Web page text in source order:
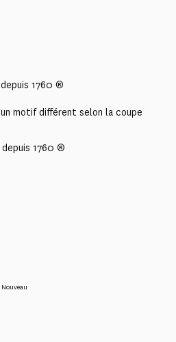
depuis 1760 ®
motif différent selon la coupe
depuis 1760 ®
Nouveau